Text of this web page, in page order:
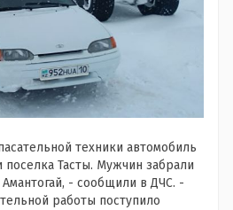
техники автомобиль
Тасты. Мужчин забрали
- сообщили в ДЧС. -
работы поступило